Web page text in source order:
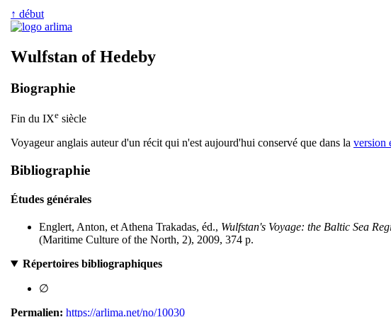
↑ début
Wulfstan of Hedeby
Biographie
Fin du IXe siècle
Voyageur anglais auteur d'un récit qui n'est aujourd'hui conservé que dans la version
Bibliographie
Études générales
Englert, Anton, et Athena Trakadas, éd., Wulfstan's Voyage: the Baltic Sea
(Maritime Culture of the North, 2), 2009, 374 p.
Répertoires bibliographiques
∅
Permalien: https://arlima.net/no/10030